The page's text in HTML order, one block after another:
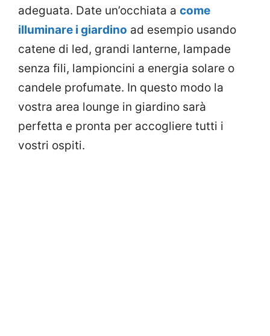
adeguata. Date un’occhiata a come
illuminare i giardino ad esempio usando
catene di led, grandi lanterne, lampade
senza fili, lampioncini a energia solare o
candele profumate. In questo modo la
vostra area lounge in giardino sarà
perfetta e pronta per accogliere tutti i
vostri ospiti.